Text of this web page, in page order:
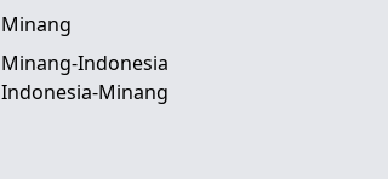
Minang
Minang-Indonesia
Indonesia-Minang